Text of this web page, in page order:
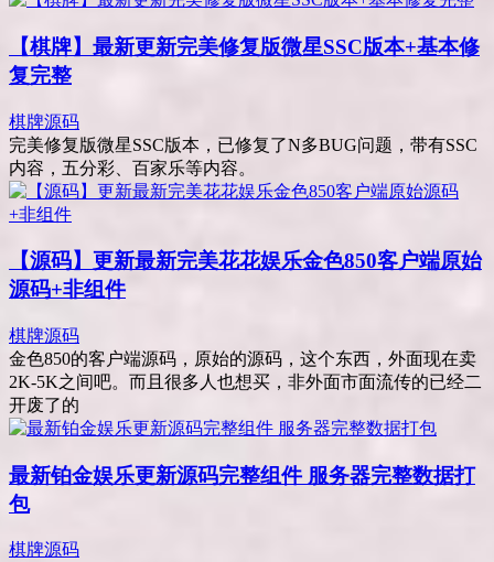
【棋牌】最新更新完美修复版微星SSC版本+基本修
复完整
棋牌源码
完美修复版微星SSC版本，已修复了N多BUG问题，带有SSC
内容，五分彩、百家乐等内容。
【源码】更新最新完美花花娱乐金色850客户端原始
源码+非组件
棋牌源码
金色850的客户端源码，原始的源码，这个东西，外面现在卖
2K-5K之间吧。而且很多人也想买，非外面市面流传的已经二
开废了的
最新铂金娱乐更新源码完整组件 服务器完整数据打
包
棋牌源码